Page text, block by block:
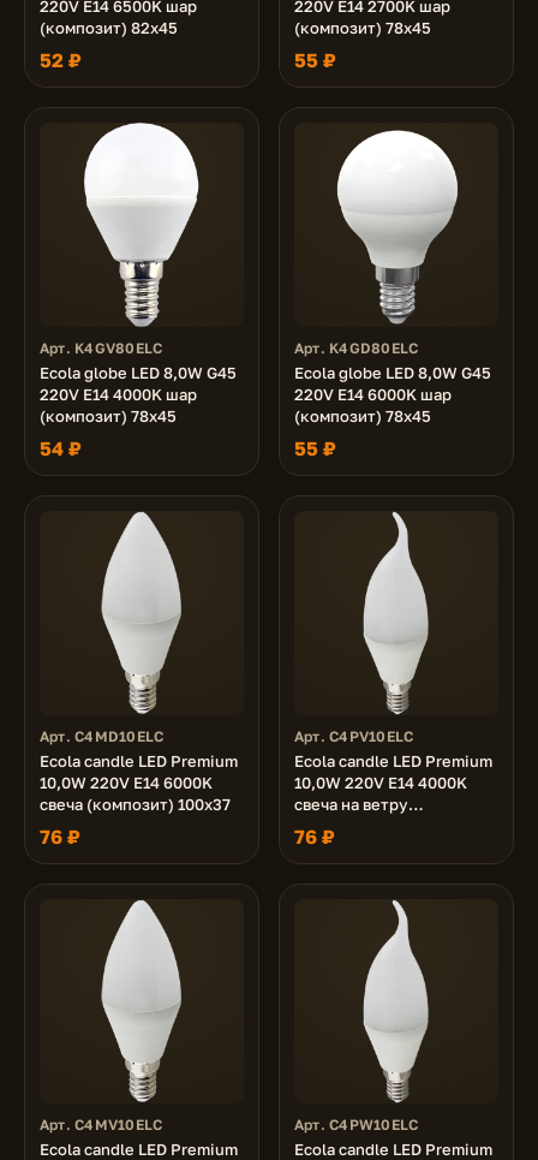
220V E14 6500K шар
(композит) 82x45
52 ₽
220V E14 2700K шар
(композит) 78x45
55 ₽
Арт. K4GV80ELC
Ecola globe LED 8,0W G45
220V E14 4000K шар
(композит) 78x45
54 ₽
Арт. K4GD80ELC
Ecola globe LED 8,0W G45
220V E14 6000K шар
(композит) 78x45
55 ₽
Арт. C4MD10ELC
Ecola candle LED Premium
10,0W 220V E14 6000K
свеча (композит) 100x37
76 ₽
Арт. C4PV10ELC
Ecola candle LED Premium
10,0W 220V E14 4000K
свеча на ветру
(композит) 129x37
76 ₽
Арт. C4MV10ELC
Ecola candle LED Premium
Арт. C4PW10ELC
Ecola candle LED Premium